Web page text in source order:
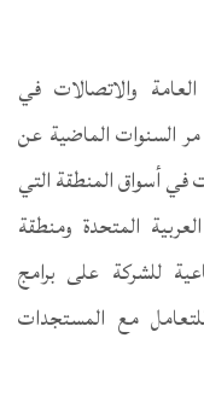
والاتصالات في
السنوات الماضية عن
في أسواق المنطقة التي
المتحدة ومنطقة
للشركة على برامج
مع المستجدات